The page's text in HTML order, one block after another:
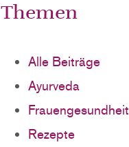
Themen
Alle Beiträge
Ayurveda
Frauengesundheit
Rezepte